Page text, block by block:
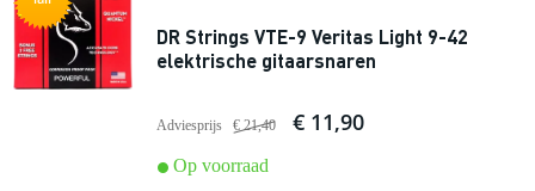
DR Strings VTE-9 Veritas Light 9-42
elektrische gitaarsnaren
Adviesprijs € 21,40 € 11,90
Op voorraad